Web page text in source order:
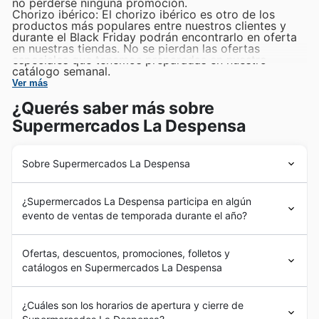
no perderse ninguna promoción.
Chorizo ibérico: El chorizo ibérico es otro de los
productos más populares entre nuestros clientes y
durante el Black Friday podrán encontrarlo en oferta
en nuestras tiendas. No se pierdan las ofertas
especiales que tenemos preparadas en nuestro
catálogo semanal.
Ver más
¿Querés saber más sobre
Supermercados La Despensa
Sobre Supermercados La Despensa
supermercados fundada en 1985 en España. Desde sus
inicios, se ha destacado por ofrecer una amplia
variedad de productos frescos y de calidad, como
frutas, verduras, carnes, pescados y lácteos. Con el
tiempo, la marca se ha expandido por toda España,
Actualmente, Supermercados La Despensa cuenta con
¿Supermercados La Despensa participa en algún
evento de ventas de temporada durante el año?
ofrece una variedad de eventos estacionales que los
clientes no querrán perderse. Algunos de los eventos
más destacados incluyen el Black Friday y el Cyber
Monday, donde se pueden encontrar increíbles
descuentos en una amplia gama de productos. Además,
Ofertas, descuentos, promociones, folletos y
catálogos en Supermercados La Despensa
store chain in España, offering a wide range of products
¿Cuáles son los horarios de apertura y cierre de